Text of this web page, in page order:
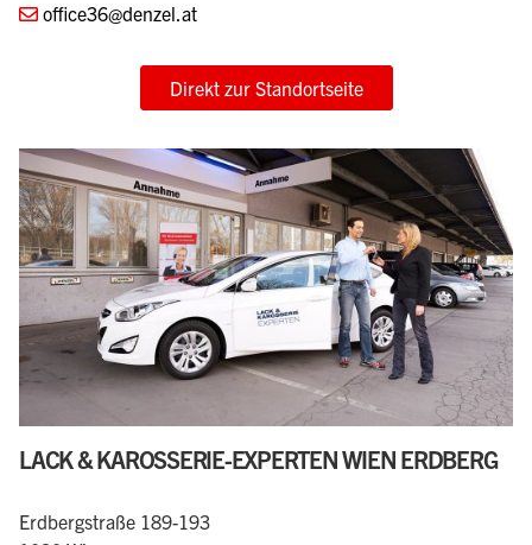
office36@denzel.at
Direkt zur Standortseite
LACK & KAROSSERIE-EXPERTEN WIEN ERDBERG
Erdbergstraße 189-193